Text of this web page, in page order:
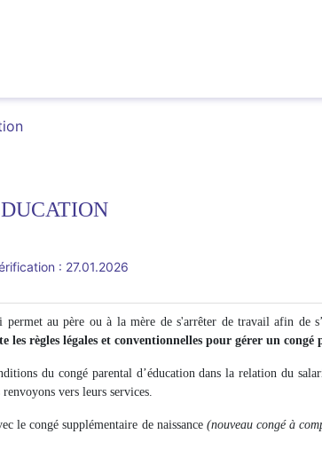
: 27.01.2026
au père ou à la mère de s'arrêter de travail afin de
les règles légales et conventionnelles pour gérer un
du congé parental d’éducation dans la relation du
vers leurs services.
le congé supplémentaire de naissance (nouveau congé à